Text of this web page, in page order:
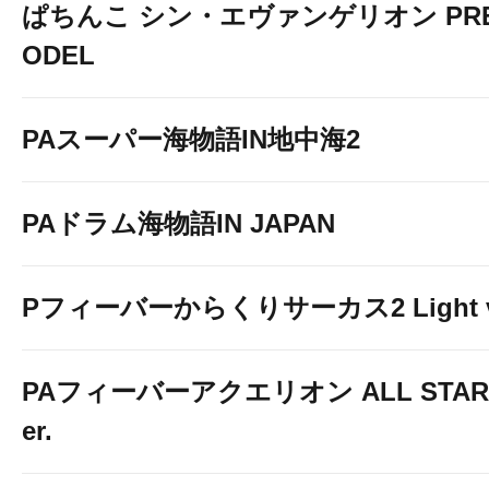
ぱちんこ シン・エヴァンゲリオン
ODEL
PAスーパー海物語IN地中海2
PAドラム海物語IN JAPAN
Pフィーバーからくりサーカス2 Light
PAフィーバーアクエリオン ALL
er.